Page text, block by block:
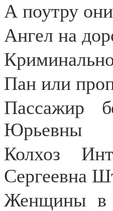
А поутру
Ангел на
Пан или
Пассажир
Юрьевны
Колхоз
Сергеевна
Женщины в